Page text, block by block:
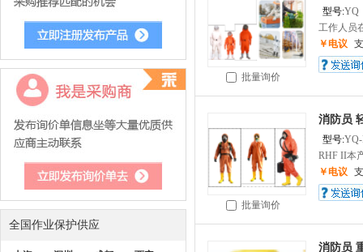
全国作业保护供应
批量询价
型号:YQ
工作人员
￥电议
批量询价
消防员
型号:
RHF II本
￥电议
消防员